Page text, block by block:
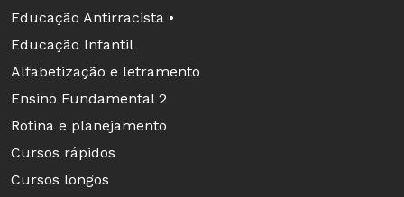
Educação Antirracista •
Educação Infantil
Alfabetização e letramento
Ensino Fundamental 2
Rotina e planejamento
Cursos rápidos
Cursos longos